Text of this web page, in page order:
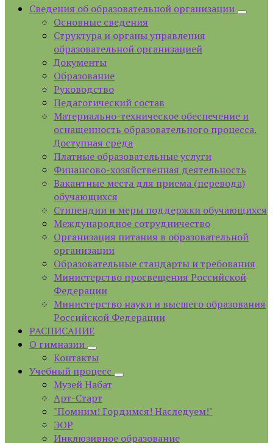
Сведения об образовательной организации
Основные сведения
Структура и органы управления
образовательной организацией
Документы
Образование
Руководство
Педагогический состав
Материально-техническое обеспечение и
оснащенность образовательного процесса.
Доступная среда
Платные образовательные услуги
Финансово-хозяйственная деятельность
Вакантные места для приема (перевода)
обучающихся
Стипендии и меры поддержки обучающихся
Международное сотрудничество
Организация питания в образовательной
организации
Образовательные стандарты и требования
Министерство просвещения Российской
Федерации
Министерство науки и высшего образования
Российской Федерации
РАСПИСАНИЕ
О гимназии
Контакты
Учебный процесс
Музей Набат
Арт-Старт
"Помним! Гордимся! Наследуем!"
ЭОР
Инклюзивное образование